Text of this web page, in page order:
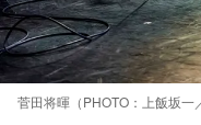
菅田将暉（PHOTO：上飯坂一